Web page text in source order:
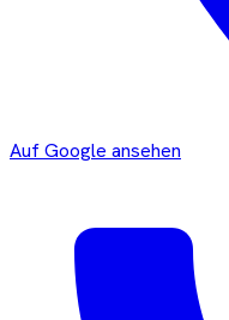
Auf Google ansehen